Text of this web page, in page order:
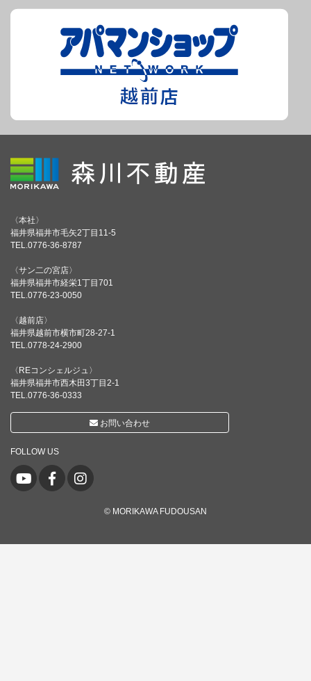
〈本社〉
福井県福井市毛矢2丁目11-5
TEL.0776-36-8787
〈サン二の宮店〉
福井県福井市経栄1丁目701
TEL.0776-23-0050
〈越前店〉
福井県越前市横市町28-27-1
TEL.0778-24-2900
〈REコンシェルジュ〉
福井県福井市西木田3丁目2-1
TEL.0776-36-0333
お問い合わせ
FOLLOW US
© MORIKAWA FUDOUSAN